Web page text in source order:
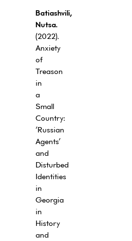
Batiashvili,
Nutsa.
(2022).
Anxiety
of
Treason
in
a
Small
Country:
‘Russian
Agents’
and
Disturbed
Identities
in
Georgia
in
History
and